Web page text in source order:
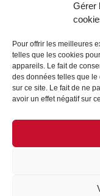
Gérer
Pour offrir les meilleures
telles que les cookies
appareils. Le fait de
des données telles que
sur ce site. Le fait de ne
avoir un effet négatif sur
Givenchy
Lire la suite